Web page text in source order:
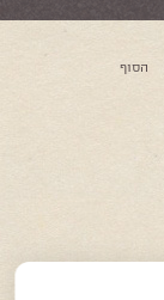
הסוף